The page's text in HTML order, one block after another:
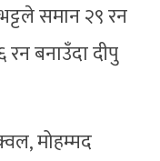
समान २९ रन
बनाउँदा दीपु
मोहम्मद